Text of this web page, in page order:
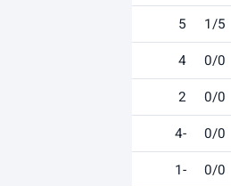
1/5
5
0/0
4
0/0
2
0/0
-4
0/0
-1